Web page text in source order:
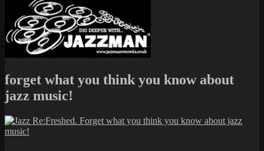
forget what you think you know about
jazz music!